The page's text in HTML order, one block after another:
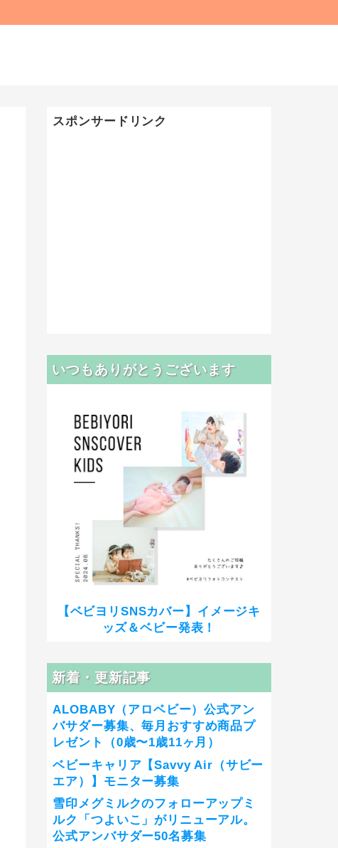
スポンサードリンク
いつもありがとうございます
【ベビヨリSNSカバー】イメージキ
ッズ＆ベビー発表！
新着・更新記事
ALOBABY（アロベビー）公式アン
バサダー募集、毎月おすすめ商品プ
レゼント（0歳〜1歳11ヶ月）
ベビーキャリア【Savvy Air（サビー
エア）】モニター募集
雪印メグミルクのフォローアップミ
ルク「つよいこ」がリニューアル。
公式アンバサダー50名募集